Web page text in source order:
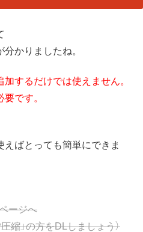
かりましたね。
するだけでは使えません。
要です。
えばとっても簡単にできま
ージへ
縮」の方をDLしましょう）